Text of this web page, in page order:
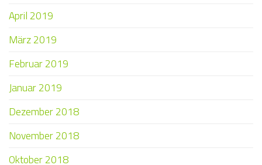
April 2019
März 2019
Februar 2019
Januar 2019
Dezember 2018
November 2018
Oktober 2018